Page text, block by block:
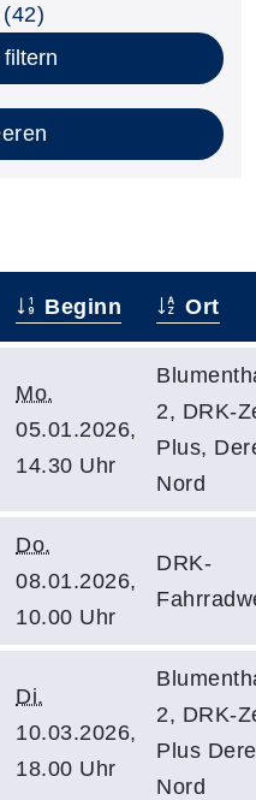
(42)
Beginn Ort
Mo.
05.01.2026,
14.30 Uhr
2, DRK-
Plus,
Nord
Do.
08.01.2026,
10.00 Uhr
DRK-
Di.
10.03.2026,
18.00 Uhr
2, DRK-
Plus
Nord